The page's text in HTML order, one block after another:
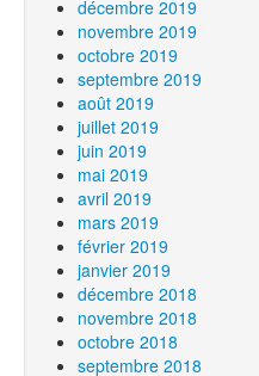
décembre 2019
novembre 2019
octobre 2019
septembre 2019
août 2019
juillet 2019
juin 2019
mai 2019
avril 2019
mars 2019
février 2019
janvier 2019
décembre 2018
novembre 2018
octobre 2018
septembre 2018